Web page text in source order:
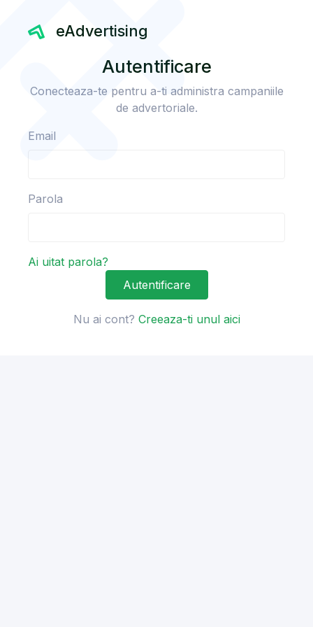
eAdvertising
Autentificare
Conecteaza-te pentru a-ti administra campaniile
de advertoriale.
Email
Parola
Ai uitat parola?
Autentificare
Nu ai cont? Creeaza-ti unul aici